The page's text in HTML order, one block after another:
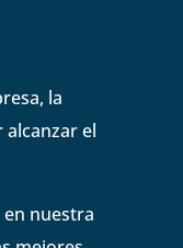
la
el
en nuestra